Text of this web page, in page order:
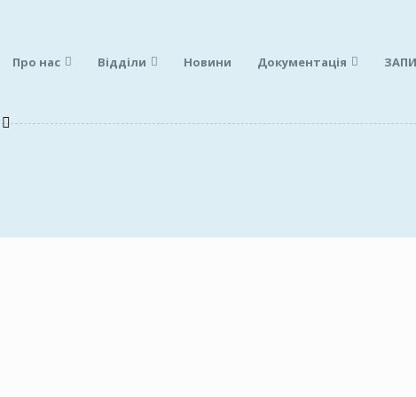
Про нас Відділи Новини Документація